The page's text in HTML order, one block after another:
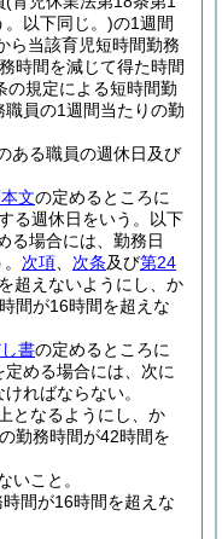
。以下同じ。)の1週間
ら当該育児短時間勤務
時間を減じて得た時間
の規定による短時間勤
員の1週間当たりの勤
ある職員の週休日及び
文の定めるところに
る週休日をいう。以下
る場合には、勤務日
次項 次条及び第24
超えないようにし、か
間が16時間を超えな
書の定めるところに
める場合には、次に
ればならない。
となるようにし、か
勤務時間が42時間を
いこと。
間が16時間を超えな